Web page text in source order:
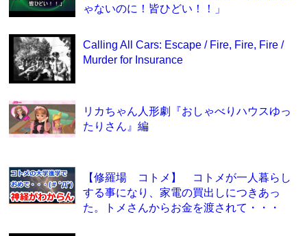
ゃないのに！皆ひどい！！」
Calling All Cars: Escape / Fire, Fire, Fire /
Murder for Insurance
リカちゃん人形劇『おしゃべりハウスゆっ
たりさん』編
【修羅場 コトメ】 コトメが一人暮らし
する事になり、家電の買出しにつきあっ
た。トメさんからお金を渡されて・・・